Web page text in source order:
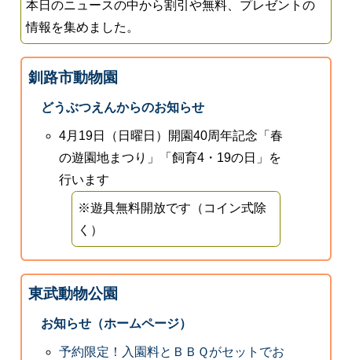
本日のニュースの中から割引や無料、プレゼントの
情報を集めました。
釧路市動物園
どうぶつえんからのお知らせ
4月19日（日曜日）開園40周年記念「春
の遊園地まつり」「飼育4・19の日」を
行います
※遊具無料開放です（コイン式除
く）
東武動物公園
お知らせ（ホームページ）
予約限定！入園料とＢＢＱがセットでお